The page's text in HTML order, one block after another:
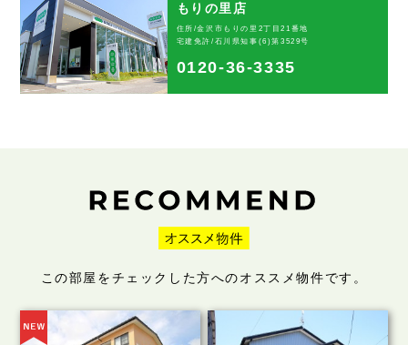
もりの里店
住所/金沢市もりの里2丁目21番地
宅建免許/石川県知事(6)第3529号
0120-36-3335
この部屋をチェックした方へのオススメ物件です。